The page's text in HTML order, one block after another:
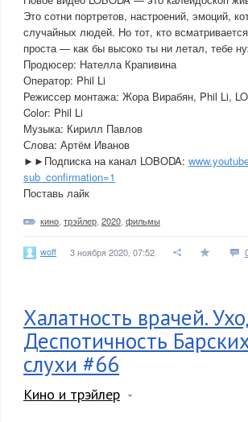
Это сотни портретов, настроений, эмоций,
случайных людей. Но тот, кто
проста — как бы высоко ты ни летал, тебе
Продюсер: Нателла Крапивина
Оператор: Phil Li
Режиссер монтажа: Жора Вирабян, Phil Li,
Color: Phil Li
Музыка: Кирилл Павлов
Слова: Артём Иванов
►►Подписка на канал LOBODA:
sub_confirmation=1
Поставь лайк
кино трэйлер 2020 фильмы
woff 3 ноября 2020, 07:52
Халатность врачей.
Деспотичность
слухи #66
Кино и трэйлер